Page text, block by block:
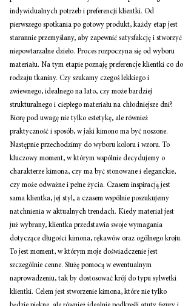
indywidualnych potrzeb i preferencji klientki. Od
pierwszego spotkania po gotowy produkt, każdy etap jest
starannie przemyślany, aby zapewnić satysfakcję i stworzyć
niepowtarzalne dzieło. Proces rozpoczyna się od wyboru
materiału. Na tym etapie poznaję preferencje klientki co do
rodzaju tkaniny. Czy szukamy czegoś lekkiego i
zwiewnego, idealnego na lato, czy może bardziej
strukturalnego i ciepłego materiału na chłodniejsze dni?
Biorę pod uwagę nie tylko estetykę, ale również
praktyczność i sposób, w jaki kimono ma być noszone.
Następnie przechodzimy do wyboru koloru i wzoru. To
kluczowy moment, w którym wspólnie decydujemy o
charakterze kimona, czy ma być stonowane i eleganckie,
czy może odważne i pełne życia. Czasem inspiracją jest
sama klientka, jej styl, a czasem wspólnie poszukujemy
natchnienia w aktualnych trendach. Kiedy materiał jest
już wybrany, klientka przedstawia swoje wymagania
dotyczące długości kimona, rękawów oraz ogólnego kroju.
To jest moment, w którym moje doświadczenie jest
szczególnie cenne. Służę pomocą w ewentualnym
naprowadzeniu, tak by dostosować krój do typu sylwetki
klientki. Celem jest stworzenie kimona, które nie tylko